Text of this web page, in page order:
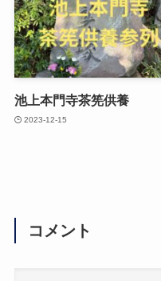
池上本門寺茶筅供養
2023-12-15
コメント